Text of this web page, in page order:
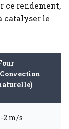
ce rendement,
catalyser le
2 m/s